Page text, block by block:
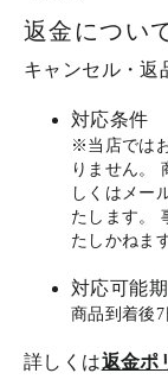
返金につい
キャンセル・返
対応条件
※当店では
りません。
しくはメー
たします。
たしかねま
対応可能
商品到着後
詳しくは返金ポ